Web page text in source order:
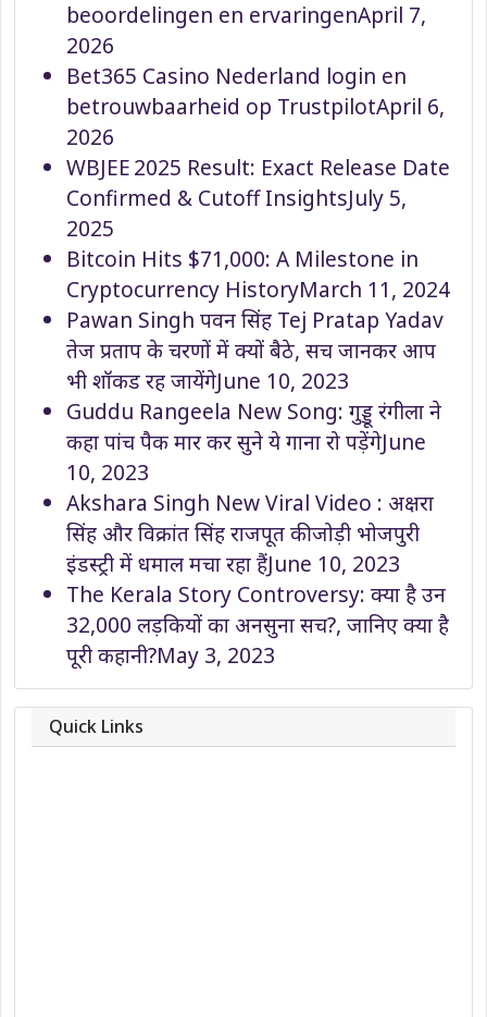
beoordelingen en ervaringenApril 7,
2026
Bet365 Casino Nederland login en
betrouwbaarheid op TrustpilotApril 6,
2026
WBJEE 2025 Result: Exact Release Date
Confirmed & Cutoff InsightsJuly 5,
2025
Bitcoin Hits $71,000: A Milestone in
Cryptocurrency HistoryMarch 11, 2024
Pawan Singh पवन सिंह Tej Pratap Yadav
तेज प्रताप के चरणों में क्यों बैठे, सच जानकर आप
भी शॉकड रह जायेंगेJune 10, 2023
Guddu Rangeela New Song: गुड्डू रंगीला ने
कहा पांच पैक मार कर सुने ये गाना रो पड़ेंगेJune
10, 2023
Akshara Singh New Viral Video : अक्षरा
सिंह और विक्रांत सिंह राजपूत की जोड़ी भोजपुरी
इंडस्ट्री में धमाल मचा रहा हैंJune 10, 2023
The Kerala Story Controversy: क्या है उन
32,000 लड़कियों का अनसुना सच?, जानिए क्या है
पूरी कहानी?May 3, 2023
Quick Links